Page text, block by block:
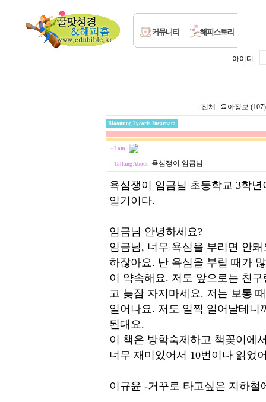
아이디:
전체 육아정보 (107)
Blooming Lycoris Incarnata
- I am
- Talking About 욕심쟁이 임금님
욕심쟁이 임금님 초등학교 3학
일기이다.
임금님 안녕하세요?
임금님, 너무 욕심을 부리면 안
하잖아요. 난 욕심을 부릴 때가
이 약속해요. 저도 앞으로는 친
고 늦잠 자지마세요. 저는 보통
일어나요. 저도 일찍 일어날테니
된대요.
이 책은 방학숙제하고 책꽂이에
너무 재미있어서 10번이나 읽었
이규윤 -거꾸로 타고싶은 지하철